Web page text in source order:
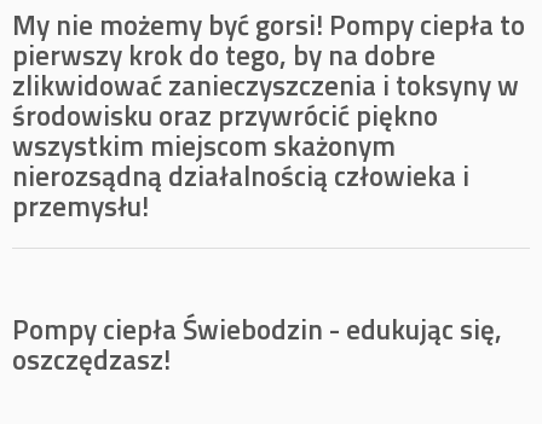
My nie możemy być gorsi! Pompy ciepła to
pierwszy krok do tego, by na dobre
zlikwidować zanieczyszczenia i toksyny w
środowisku oraz przywrócić piękno
wszystkim miejscom skażonym
nierozsądną działalnością człowieka i
przemysłu!
Pompy ciepła Świebodzin - edukując się,
oszczędzasz!